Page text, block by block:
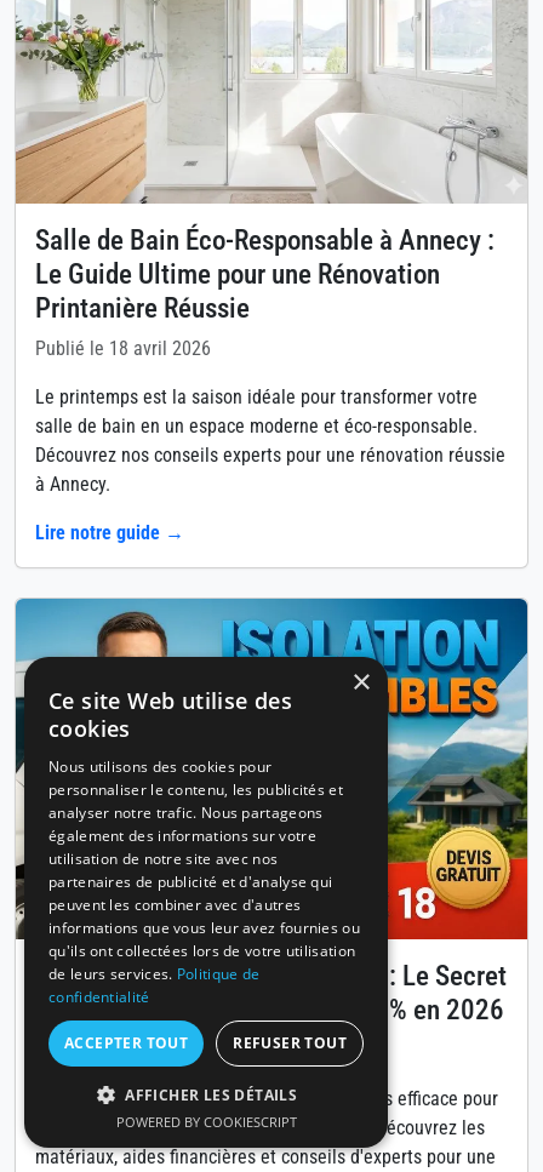
Salle de Bain Éco-Responsable à Annecy :
Le Guide Ultime pour une Rénovation
Printanière Réussie
Publié le 18 avril 2026
Le printemps est la saison idéale pour transformer votre
salle de bain en un espace moderne et éco-responsable.
Découvrez nos conseils experts pour une rénovation réussie
à Annecy.
Lire notre guide →
Isolation des combles à Annecy : Le Secret
pour Réduire Vos Factures de 30% en 2026
Publié le 14 avril 2026
L'isolation des combles est la solution la plus efficace pour
diminuer vos coûts énergétiques à Annecy. Découvrez les
matériaux, aides financières et conseils d'experts pour une
×
Ce site Web utilise des
cookies
Nous utilisons des cookies pour
personnaliser le contenu, les publicités et
analyser notre trafic. Nous partageons
également des informations sur votre
utilisation de notre site avec nos
partenaires de publicité et d'analyse qui
peuvent les combiner avec d'autres
informations que vous leur avez fournies ou
qu'ils ont collectées lors de votre utilisation
de leurs services. Politique de
confidentialité
ACCEPTER TOUT REFUSER TOUT
AFFICHER LES DÉTAILS
POWERED BY COOKIESCRIPT